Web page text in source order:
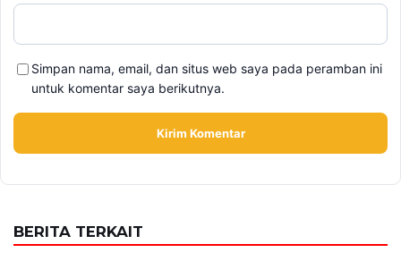
Simpan nama, email, dan situs web saya pada peramban ini
untuk komentar saya berikutnya.
BERITA TERKAIT